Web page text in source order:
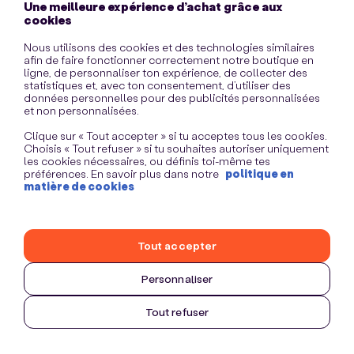
Une meilleure expérience d’achat grâce aux
cookies
Nous utilisons des cookies et des technologies similaires
afin de faire fonctionner correctement notre boutique en
ligne, de personnaliser ton expérience, de collecter des
statistiques et, avec ton consentement, d’utiliser des
données personnelles pour des publicités personnalisées
et non personnalisées.
Clique sur « Tout accepter » si tu acceptes tous les cookies.
Choisis « Tout refuser » si tu souhaites autoriser uniquement
les cookies nécessaires, ou définis toi-même tes
préférences. En savoir plus dans notre politique en
matière de cookies
Personnaliser
Tout refuser
Tout accepter